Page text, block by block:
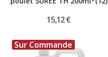
15,12 €
Sur Commande